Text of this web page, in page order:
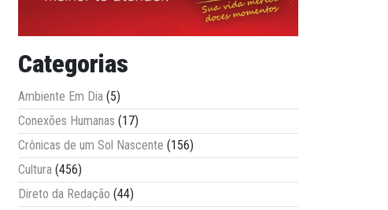
Categorias
Ambiente Em Dia (5)
Conexões Humanas (17)
Crônicas de um Sol Nascente (156)
Cultura (456)
Direto da Redação (44)